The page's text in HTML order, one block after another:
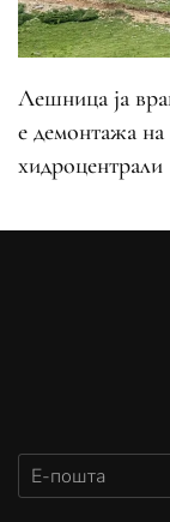
Лешница ја
е демонтажа
хидроцентрали